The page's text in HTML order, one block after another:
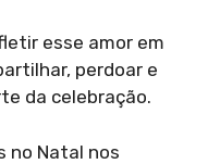
esse amor em
perdoar e
da celebração.
no Natal nos